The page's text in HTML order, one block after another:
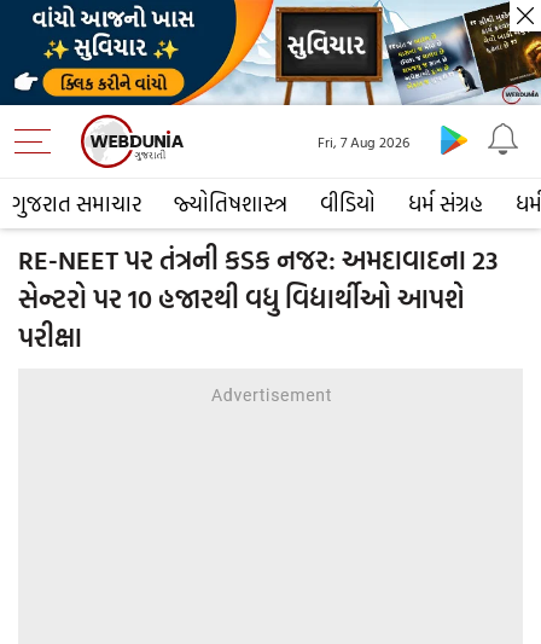
ગુજરાત સમાચાર જ્યોતિષશાસ્ત્ર વીડિયો ધર્મ સંગ્રહ ધર્મ
Fri, 7 Aug 2026
RE-NEET પર તંત્રની કડક નજર: અમદાવાદના 23
સેન્ટરો પર 10 હજારથી વધુ વિદ્યાર્થીઓ આપશે
પરીક્ષા